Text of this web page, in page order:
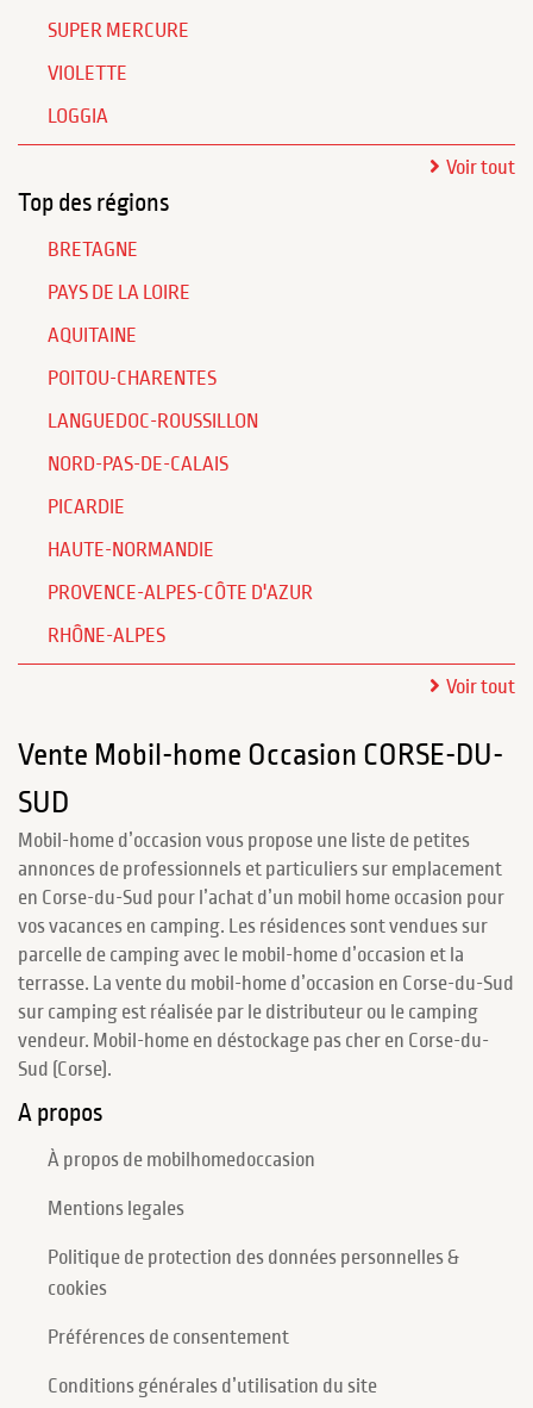
SUPER MERCURE
VIOLETTE
LOGGIA
Voir tout
Top des régions
BRETAGNE
PAYS DE LA LOIRE
AQUITAINE
POITOU-CHARENTES
LANGUEDOC-ROUSSILLON
NORD-PAS-DE-CALAIS
PICARDIE
HAUTE-NORMANDIE
PROVENCE-ALPES-CÔTE D'AZUR
RHÔNE-ALPES
Voir tout
Vente Mobil-home Occasion CORSE-DU-
SUD
Mobil-home d’occasion vous propose une liste de petites
annonces de professionnels et particuliers sur emplacement
en Corse-du-Sud pour l’achat d’un mobil home occasion pour
vos vacances en camping. Les résidences sont vendues sur
parcelle de camping avec le mobil-home d’occasion et la
terrasse. La vente du mobil-home d’occasion en Corse-du-Sud
sur camping est réalisée par le distributeur ou le camping
vendeur. Mobil-home en déstockage pas cher en Corse-du-
Sud (Corse).
A propos
À propos de mobilhomedoccasion
Mentions legales
Politique de protection des données personnelles &
cookies
Préférences de consentement
Conditions générales d’utilisation du site